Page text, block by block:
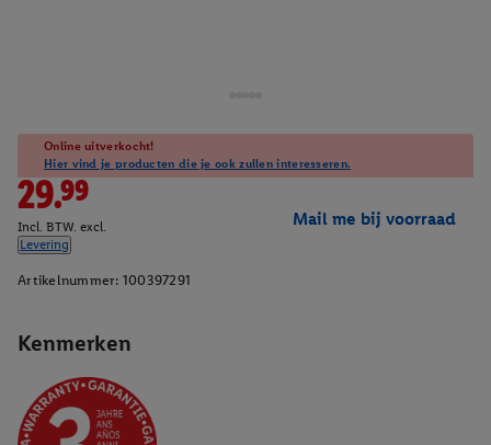
Kenmerken
Online uitverkocht!
Hier vind je producten die je ook zullen interesseren.
29.99
Incl. BTW. excl.
Levering
Mail me bij voorraad
Artikelnummer: 100397291